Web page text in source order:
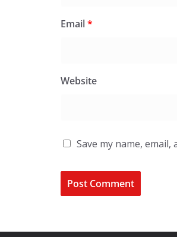
Email*
Website
Save my name,